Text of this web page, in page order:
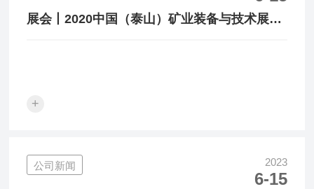
展会丨2020中国（泰山）矿业装备与技术展览
+
公司新闻 2023
6-15